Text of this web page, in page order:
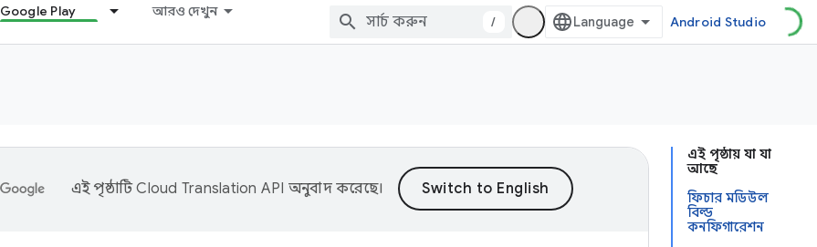
Google Play আরও দেখুন
/ Android Studio
এই পৃষ্ঠায় যা যা
আছে
ফিচার মডিউল
বিল্ড
কনফিগারেশন
এই পৃষ্ঠাটিCloud Translation API অনুবাদ করেছে।